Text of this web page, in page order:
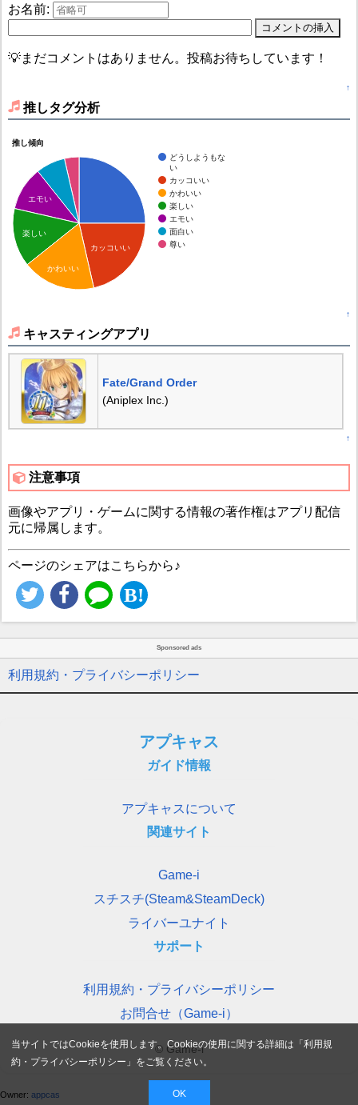
お名前:
💡まだコメントはありません。投稿お待ちしています！
↑
推しタグ分析
推し傾向
どうしようもな
い
カッコいい
かわいい
楽しい
エモい
面白い
尊い
カッコいい
エモい
楽しい
かわいい
↑
キャスティングアプリ
Fate/Grand Order
(Aniplex Inc.)
↑
注意事項
画像やアプリ・ゲームに関する情報の著作権はアプリ配信
元に帰属します。
ページのシェアはこちらから♪
Sponsored ads
利用規約・プライバシーポリシー
アプキャス
ガイド情報
アプキャスについて
関連サイト
Game-i
スチスチ(Steam&SteamDeck)
ライバーユナイト
サポート
利用規約・プライバシーポリシー
お問合せ（Game-i）
© Game-i
Owner: appcas
当サイトではCookieを使用します。Cookieの使用に関する詳細は「利用規
約・プライバシーポリシー 」をご覧ください。
OK